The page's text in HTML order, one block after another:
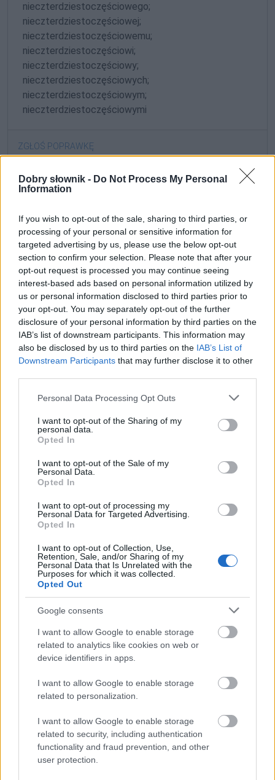
Dobry słownik - Do Not Process My Personal
Information
If you wish to opt-out of the sale, sharing to third parties, or
processing of your personal or sensitive information for
targeted advertising by us, please use the below opt-out
section to confirm your selection. Please note that after your
opt-out request is processed you may continue seeing
interest-based ads based on personal information utilized by
us or personal information disclosed to third parties prior to
your opt-out. You may separately opt-out of the further
disclosure of your personal information by third parties on the
IAB’s list of downstream participants. This information may
also be disclosed by us to third parties on the IAB’s List of
Downstream Participants that may further disclose it to other
Please note that this website/app uses one or more Google
not limited to your visit or usage behaviour. You may click to
grant or deny consent to Google and its third-party tags to
use your data for below specified purposes in below Google
consent section.
Personal Data Processing Opt Outs
I want to opt-out of the Sharing of my
personal data.
Opted In
I want to opt-out of the Sale of my
Personal Data.
Opted In
I want to opt-out of processing my
Personal Data for Targeted Advertising.
Opted In
I want to opt-out of Collection, Use,
Retention, Sale, and/or Sharing of my
Personal Data that Is Unrelated with the
Purposes for which it was collected.
Opted Out
Google consents
I want to allow Google to enable storage
related to analytics like cookies on web or
device identifiers in apps.
I want to allow Google to enable storage
related to personalization.
I want to allow Google to enable storage
related to security, including authentication
functionality and fraud prevention, and other
user protection.
nieczterdziestoczęściowego;
nieczterdziestoczęściowej;
nieczterdziestoczęściowemu;
nieczterdziestoczęściowi;
nieczterdziestoczęściowy;
nieczterdziestoczęściowych;
nieczterdziestoczęściowym;
nieczterdziestoczęściowymi
ZGŁOŚ POPRAWKĘ
Pozostały wątpliwości? Brakuje czegoś w haśle?
Zobacz, co zyskują abonenci Dobrego słownika.
Często sprawdzane
O nadużywaniu
tego Gwidona
Ciekawostki
kłamać— Pochodzenie polskiegokłamać
półpauza— Półpauza na blogu
— Dlaczego
Mogą Cię zainteresować również hasła
edykuł
pleonazm